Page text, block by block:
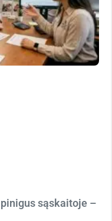
sąskaitoje –